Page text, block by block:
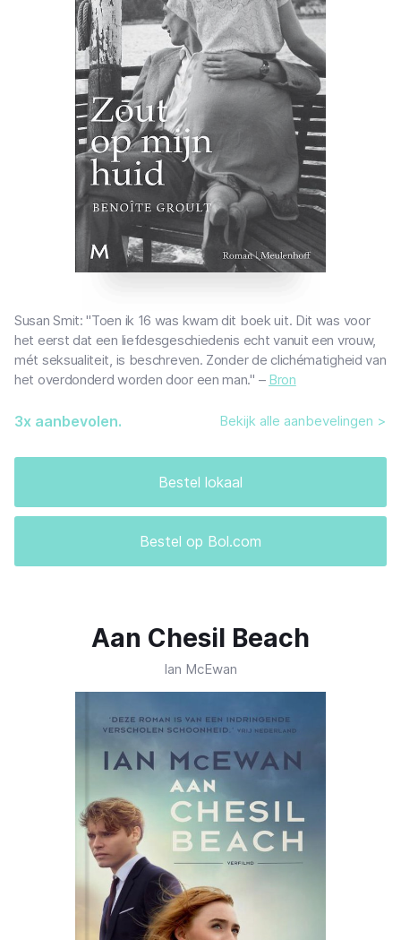
Susan Smit: "Toen ik 16 was kwam dit boek uit. Dit was voor
het eerst dat een liefdesgeschiedenis echt vanuit een vrouw,
mét seksualiteit, is beschreven. Zonder de clichématigheid van
het overdonderd worden door een man." – Bron
Bestel lokaal
Bestel op Bol.com
3x aanbevolen. Bekijk alle aanbevelingen >
Aan Chesil Beach
Ian McEwan